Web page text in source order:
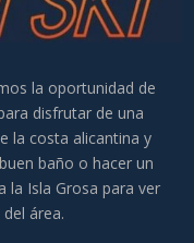
la oportunidad de
disfrutar de una
la costa alicantina y
baño o hacer un
la Isla Grosa para ver
área.